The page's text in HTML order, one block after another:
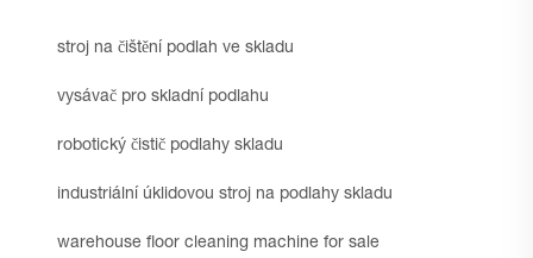
stroj na čištění podlah ve skladu
vysávač pro skladní podlahu
robotický čistič podlahy skladu
industriální úklidovou stroj na podlahy skladu
warehouse floor cleaning machine for sale